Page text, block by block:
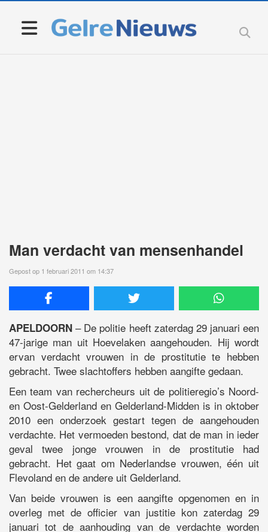
Man verdacht van mensenhandel
Gepost op 1 februari 2011 om 14:37
APELDOORN – De politie heeft zaterdag 29 januari een
47-jarige man uit Hoevelaken aangehouden. Hij wordt
ervan verdacht vrouwen in de prostitutie te hebben
gebracht. Twee slachtoffers hebben aangifte gedaan.
Een team van rechercheurs uit de politieregio’s Noord-
en Oost-Gelderland en Gelderland-Midden is in oktober
2010 een onderzoek gestart tegen de aangehouden
verdachte. Het vermoeden bestond, dat de man in ieder
geval twee jonge vrouwen in de prostitutie had
gebracht. Het gaat om Nederlandse vrouwen, één uit
Flevoland en de andere uit Gelderland.
Van beide vrouwen is een aangifte opgenomen en in
overleg met de officier van justitie kon zaterdag 29
januari tot de aanhouding van de verdachte worden